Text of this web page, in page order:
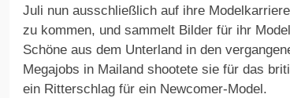
Juli nun ausschließlich auf ihre
zu kommen, und sammelt Bilder für ihr
Schöne aus dem Unterland in den
Megajobs in Mailand shootete sie für das
ein Ritterschlag für ein Newcomer-Model.